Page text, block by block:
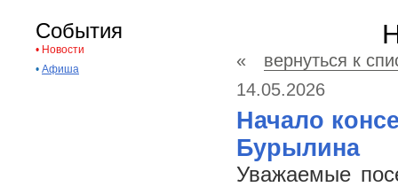
События
• Новости
• Афиша « вернуться к
14.05.2026
Начало
Бурылина
Уважаемые